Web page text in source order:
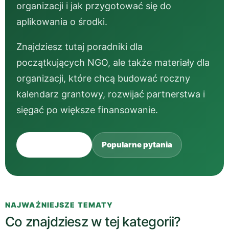
organizacji i jak przygotować się do
aplikowania o środki.
Znajdziesz tutaj poradniki dla
początkujących NGO, ale także materiały dla
organizacji, które chcą budować roczny
kalendarz grantowy, rozwijać partnerstwa i
sięgać po większe finansowanie.
Popularne pytania
NAJWAŻNIEJSZE TEMATY
Co znajdziesz w tej kategorii?